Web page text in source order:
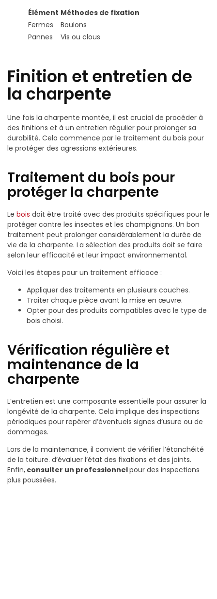
Élément Méthodes de fixation
Fermes
Boulons
Pannes
Vis ou clous
Finition et entretien de
la charpente
Une fois la charpente montée, il est crucial de procéder à
des finitions et à un entretien régulier pour prolonger sa
durabilité. Cela commence par le traitement du bois pour
le protéger des agressions extérieures.
Traitement du bois pour
protéger la charpente
Le bois doit être traité avec des produits spécifiques pour le
protéger contre les insectes et les champignons. Un bon
traitement peut prolonger considérablement la durée de
vie de la charpente. La sélection des produits doit se faire
selon leur efficacité et leur impact environnemental.
Voici les étapes pour un traitement efficace :
Appliquer des traitements en plusieurs couches.
Traiter chaque pièce avant la mise en œuvre.
Opter pour des produits compatibles avec le type de
bois choisi.
Vérification régulière et
maintenance de la
charpente
L’entretien est une composante essentielle pour assurer la
longévité de la charpente. Cela implique des inspections
périodiques pour repérer d’éventuels signes d’usure ou de
dommages.
Lors de la maintenance, il convient de vérifier l’étanchéité
de la toiture. d’évaluer l’état des fixations et des joints.
Enfin, consulter un professionnelpour des inspections
plus poussées.